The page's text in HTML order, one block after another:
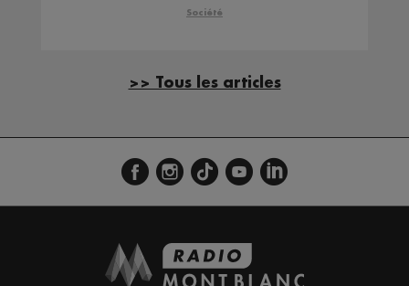
Société
>> Tous les articles